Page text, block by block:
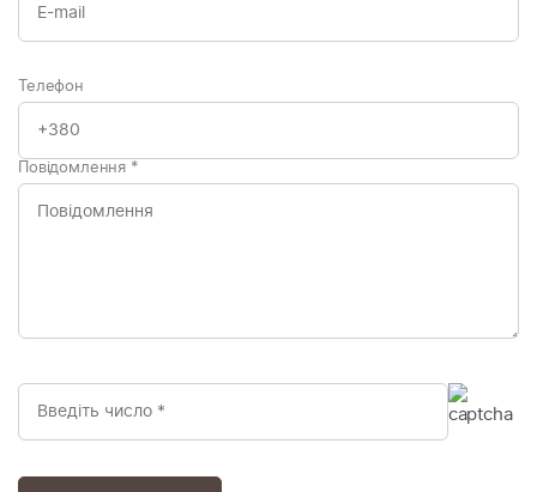
Телефон
Повідомлення *